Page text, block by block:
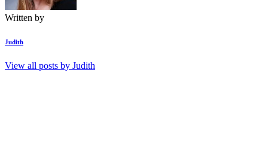
Written by
Judith
View all posts by Judith